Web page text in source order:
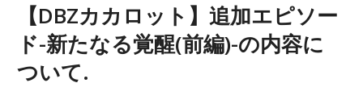
【DBZカカロット】追加エピソー
ド-新たなる覚醒(前編)-の内容に
ついて.